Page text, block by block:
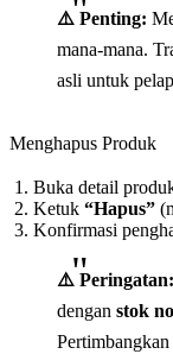
⚠️ Penting:
mana-mana.
asli untuk
Menghapus Produk
Buka detail
Ketuk “Hapus”
Konfirmasi
⚠️ Peringatan:
dengan stok